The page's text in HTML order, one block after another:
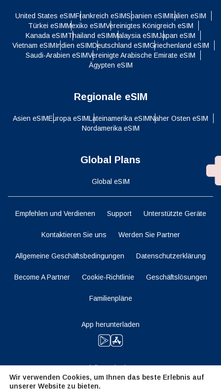
United States eSIMFrankreich eSIMSpanien eSIMItalien eSIM
Türkei eSIMMexiko eSIMVereinigtes Königreich eSIM
Kanada eSIMThailand eSIMMalaysia eSIMJapan eSIM
Vietnam eSIMIndien eSIMDeutschland eSIMGriechenland eSIM
Saudi-Arabien eSIMVereinigte Arabische Emirate eSIM
Ägypten eSIM
Regionale eSIM
Asien eSIMEuropa eSIMLateinamerika eSIMNaher Osten eSIM
Nordamerika eSIM
Global Plans
Global eSIM
Empfehlen und Verdienen Support Unterstützte Geräte
Kontaktieren Sie uns Werden Sie Partner
Allgemeine Geschäftsbedingungen Datenschutzerklärung
Become A Partner Cookie-Richtlinie Geschäftslösungen
Familienpläne
App herunterladen
Bleiben Sie dran
Wir verwenden Cookies, um Ihnen das beste Erlebnis auf
unserer Website zu bieten.